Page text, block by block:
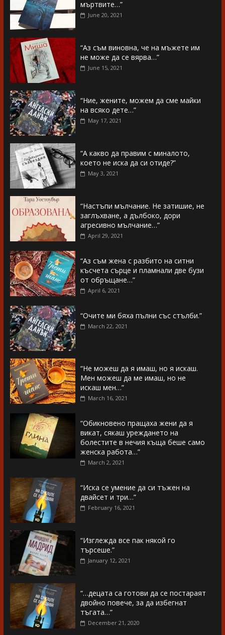
мъртвите…”
June 20, 2021
“Аз съм виновна, че на мъжете им
не може да се вярва…”
June 15, 2021
“Ние, жените, можем да сме майки
на всяко дете…”
May 17, 2021
“А какво да правим с миналото,
което не иска да си отиде?”
May 3, 2021
“Настъпи мълчание. Не затишие, не
заглъхване, а дълбоко, дори
агресивно мълчание…”
April 29, 2021
“Аз съм жена с разбито на ситни
късчета сърце и пламнали две бузи
от обръщане…”
April 6, 2021
“Очите ми бяха пълни със стълби.”
March 22, 2021
“Не можеш да я имаш, но я искаш.
Мен можеш да ме имаш, но не
искаш мен…”
March 16, 2021
“Обикновено пращаха жени да я
викат, сякаш уреждането на
болестите в нечия къща беше само
женска работа…”
March 2, 2021
“Иска се умение да си тъжен на
двайсет и три…”
February 16, 2021
“Изглежда все пак някой го
търсеше.”
January 12, 2021
“…децата са готови да се постараят
двойно повече, за да избегнат
тъгата…”
December 21, 2020